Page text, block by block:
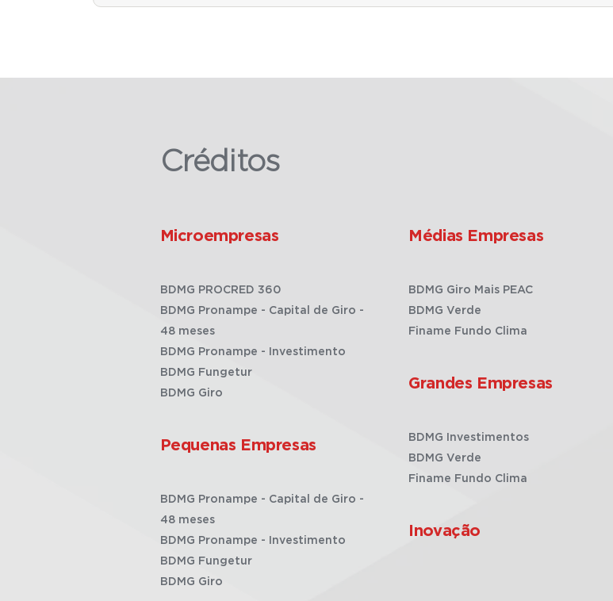
Créditos
Microempresas
BDMG PROCRED 360
BDMG Pronampe - Capital de Giro -
48 meses
BDMG Pronampe - Investimento
BDMG Fungetur
BDMG Giro
Pequenas Empresas
BDMG Pronampe - Capital de Giro -
48 meses
BDMG Pronampe - Investimento
BDMG Fungetur
BDMG Giro
Médias Empresas
BDMG Giro Mais PEAC
BDMG Verde
Finame Fundo Clima
Grandes Empresas
BDMG Investimentos
BDMG Verde
Finame Fundo Clima
Inovação